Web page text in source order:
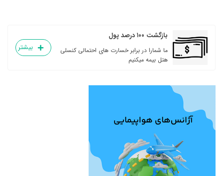
بازگشت ۱۰۰ درصد پول
ما شمارا در برابر خسارت های احتمالی کنسلی
هتل بیمه میکنیم
بیشتر